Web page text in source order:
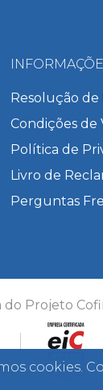
Resolução de
Condições de
Política de
Livro de
Perguntas
do Projeto
cookies.